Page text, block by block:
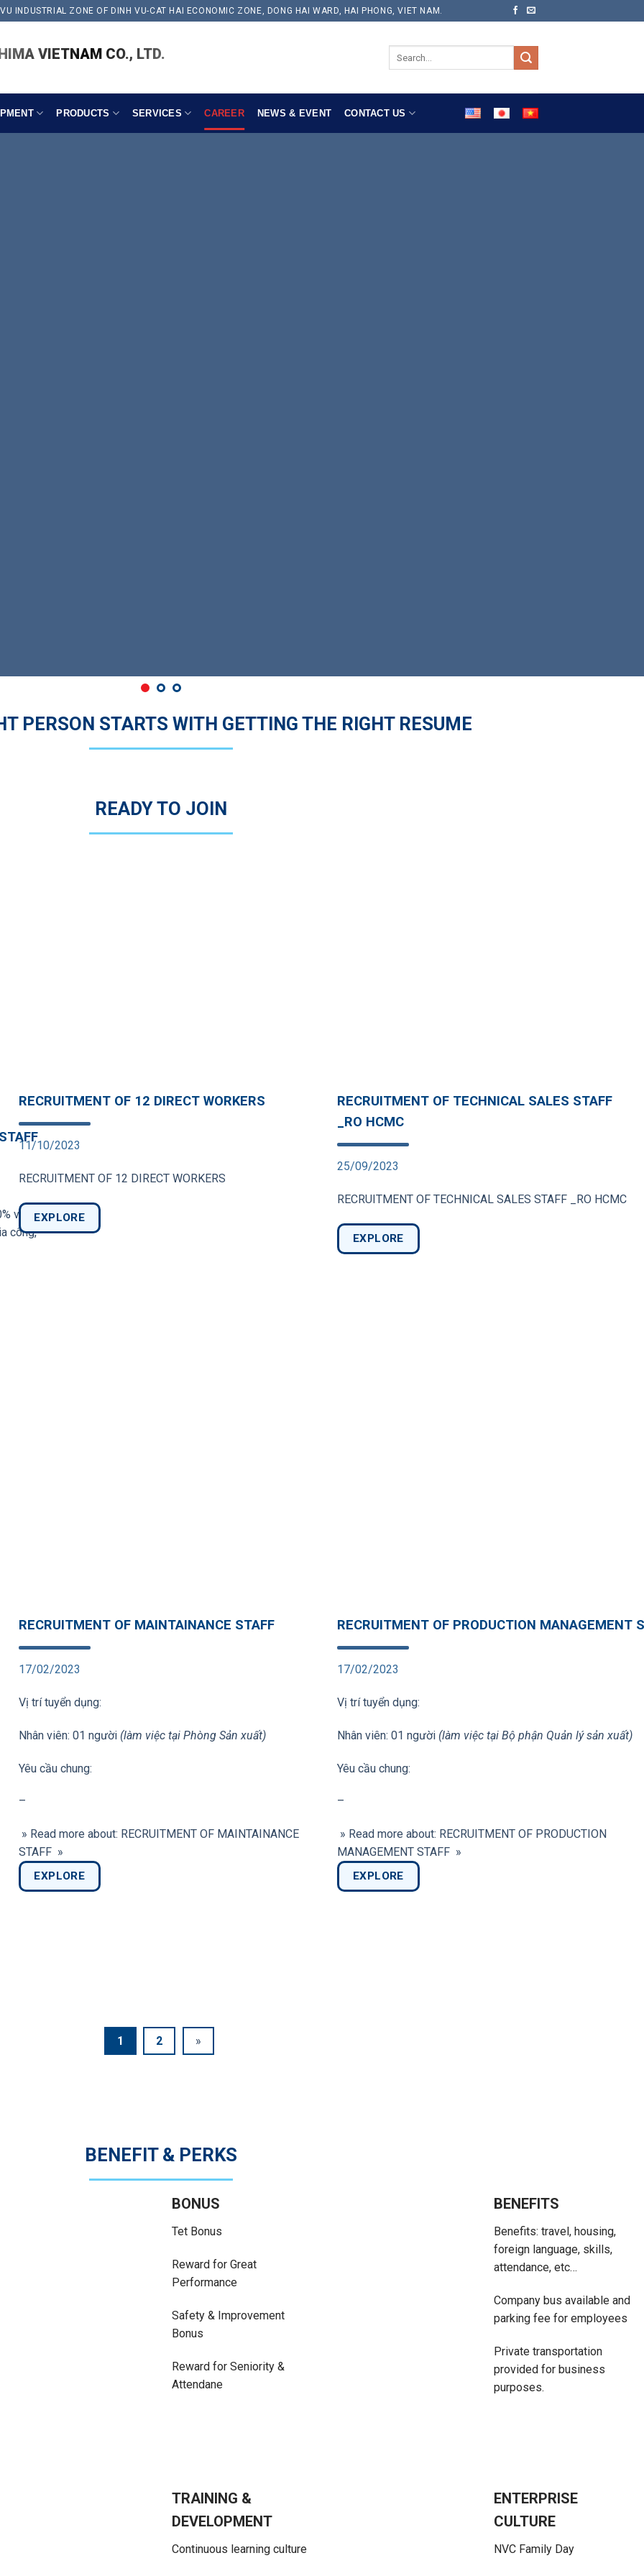
INDUSTRIAL ZONE OF DINH VU-CAT HAI ECONOMIC ZONE, DONG HAI WARD, HAI PHONG, VIET NAM.
VIETNAM CO., LTD.
PRODUCTS SERVICES CAREER NEWS & EVENT CONTACT US
PERSON STARTS WITH GETTING THE RIGHT RESUME
READY TO JOIN
vốn đầu
công,
RECRUITMENT OF 12 DIRECT WORKERS
11/10/2023
RECRUITMENT OF 12 DIRECT WORKERS
EXPLORE
RECRUITMENT OF TECHNICAL SALES STAFF
_RO HCMC
25/09/2023
RECRUITMENT OF TECHNICAL SALES STAFF _RO HCMC
EXPLORE
RECRUITMENT OF MAINTAINANCE STAFF
17/02/2023
Vị trí tuyển dụng:
Nhân viên: 01 người (làm việc tại Phòng Sản xuất)
Yêu cầu chung:
–
» Read more about: RECRUITMENT OF MAINTAINANCE
STAFF »
EXPLORE
RECRUITMENT OF PRODUCTION MANAGEMENT
17/02/2023
Vị trí tuyển dụng:
Nhân viên: 01 người (làm việc tại Bộ phận Quản lý sản xuất)
Yêu cầu chung:
–
» Read more about: RECRUITMENT OF PRODUCTION
MANAGEMENT STAFF »
EXPLORE
1 2 »
BENEFIT & PERKS
BONUS
Tet Bonus
Reward for Great
Performance
Safety & Improvement
Bonus
Reward for Seniority &
Attendane
BENEFITS
Benefits: travel, housing,
foreign language, skills,
attendance, etc…
Company bus available and
parking fee for employees
Private transportation
provided for business
purposes.
TRAINING &
DEVELOPMENT
Continuous learning culture
ENTERPRISE
CULTURE
NVC Family Day